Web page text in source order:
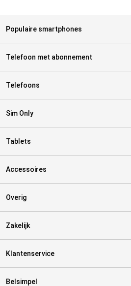
Populaire smartphones
Telefoon met abonnement
Telefoons
Sim Only
Tablets
Accessoires
Overig
Zakelijk
Klantenservice
Belsimpel